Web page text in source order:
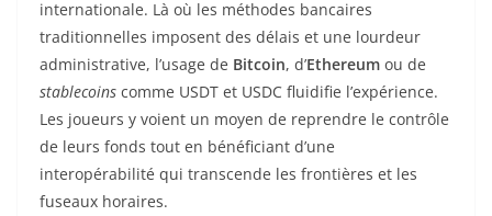
internationale. Là où les méthodes bancaires
traditionnelles imposent des délais et une lourdeur
administrative, l’usage de Bitcoin, d’Ethereum ou de
stablecoins comme USDT et USDC fluidifie l’expérience.
Les joueurs y voient un moyen de reprendre le contrôle
de leurs fonds tout en bénéficiant d’une
interopérabilité qui transcende les frontières et les
fuseaux horaires.